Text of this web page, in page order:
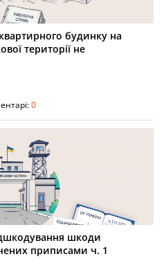
будинку на
території не
0
шкоди
приписами ч. 1